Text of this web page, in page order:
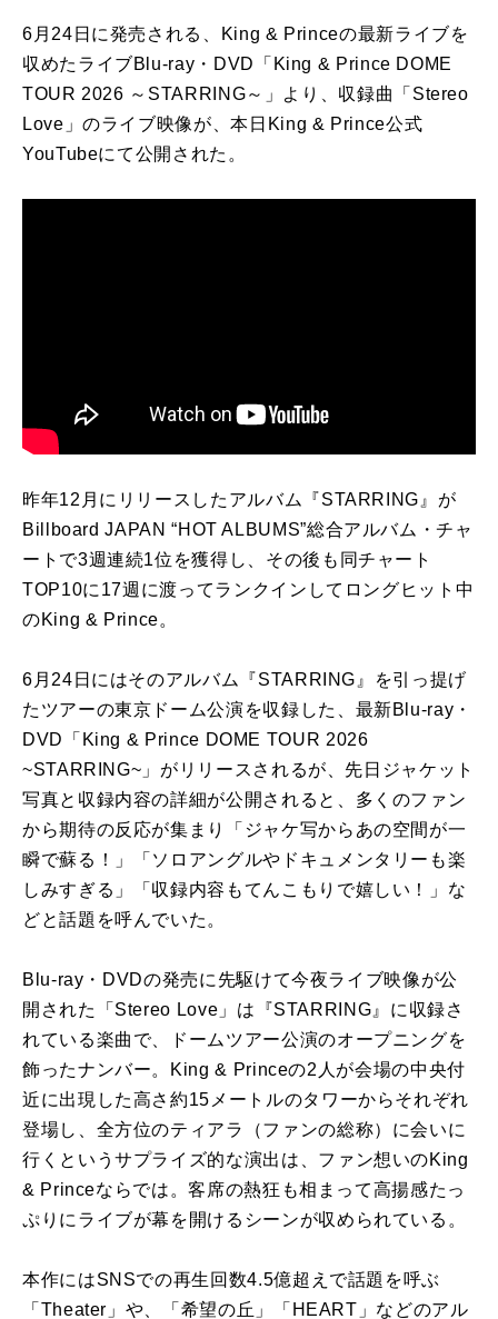
6月24日に発売される、King & Princeの最新ライブを
収めたライブBlu-ray・DVD「King & Prince DOME
TOUR 2026 ～STARRING～」より、収録曲「Stereo
Love」のライブ映像が、本日King & Prince公式
YouTubeにて公開された。
昨年12月にリリースしたアルバム『STARRING』が
Billboard JAPAN “HOT ALBUMS”総合アルバム・チャ
ートで3週連続1位を獲得し、その後も同チャート
TOP10に17週に渡ってランクインしてロングヒット中
のKing & Prince。
6月24日にはそのアルバム『STARRING』を引っ提げ
たツアーの東京ドーム公演を収録した、最新Blu-ray・
DVD「King & Prince DOME TOUR 2026
~STARRING~」がリリースされるが、先日ジャケット
写真と収録内容の詳細が公開されると、多くのファン
から期待の反応が集まり「ジャケ写からあの空間が一
瞬で蘇る！」「ソロアングルやドキュメンタリーも楽
しみすぎる」「収録内容もてんこもりで嬉しい！」な
どと話題を呼んでいた。
Blu-ray・DVDの発売に先駆けて今夜ライブ映像が公
開された「Stereo Love」は『STARRING』に収録さ
れている楽曲で、ドームツアー公演のオープニングを
飾ったナンバー。King & Princeの2人が会場の中央付
近に出現した高さ約15メートルのタワーからそれぞれ
登場し、全方位のティアラ（ファンの総称）に会いに
行くというサプライズ的な演出は、ファン想いのKing
& Princeならでは。客席の熱狂も相まって高揚感たっ
ぷりにライブが幕を開けるシーンが収められている。
本作にはSNSでの再生回数4.5億超えで話題を呼ぶ
「Theater」や、「希望の丘」「HEART」などのアル